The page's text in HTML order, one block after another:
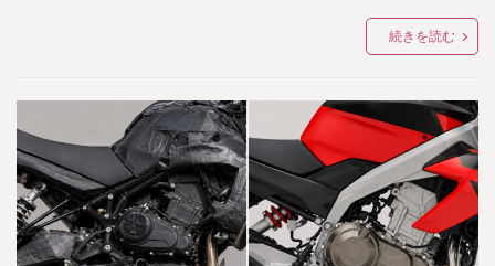
続きを読む